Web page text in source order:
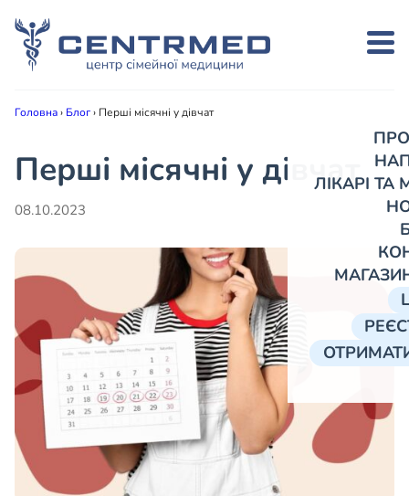
ЛІКАРІ
Головна› Блог› Перші місячні у дівчат
Перші місячні у дівчат
08.10.2023